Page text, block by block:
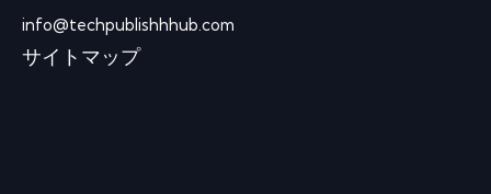
info@techpublishhhub.com
サイトマップ